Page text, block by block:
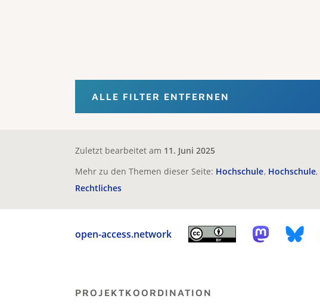
ALLE FILTER ENTFERNEN
Zuletzt bearbeitet am 11. Juni 2025
Mehr zu den Themen dieser Seite: Hochschule Hochschule
Rechtliches
open-access.network
PROJEKTKOORDINATION